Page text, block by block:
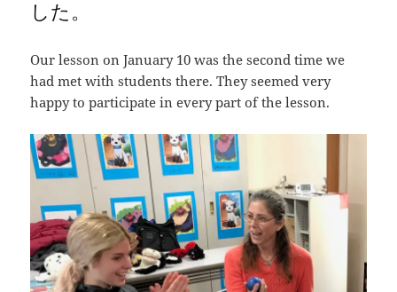
した。
Our lesson on January 10 was the second time we
had met with students there. They seemed very
happy to participate in every part of the lesson.